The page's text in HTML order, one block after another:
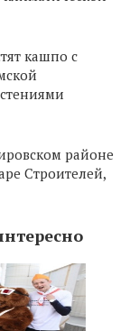
кашпо с
районе
Строителей,